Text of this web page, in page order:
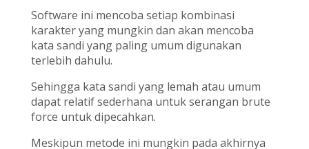
Software ini mencoba setiap kombinasi
karakter yang mungkin dan akan mencoba
kata sandi yang paling umum digunakan
terlebih dahulu.
Sehingga kata sandi yang lemah atau umum
dapat relatif sederhana untuk serangan brute
force untuk dipecahkan.
Meskipun metode ini mungkin pada akhirnya